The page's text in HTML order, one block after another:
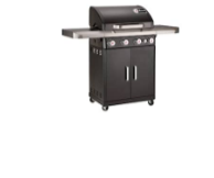
Ota yhteyttä
Usein kysytyt kysymykset